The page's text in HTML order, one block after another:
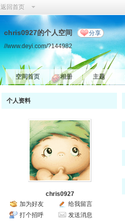
返回首页
chris0927的个人空间 分享
//www.deyi.com/?144982
空间首页 相册 主题
个人资料
chris0927
加为好友
给我留言
打个招呼
发送消息